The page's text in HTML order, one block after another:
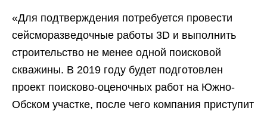
«Для подтверждения потребуется провести
сейсморазведочные работы 3D и выполнить
строительство не менее одной поисковой
скважины. В 2019 году будет подготовлен
проект поисково-оценочных работ на Южно-
Обском участке, после чего компания приступит